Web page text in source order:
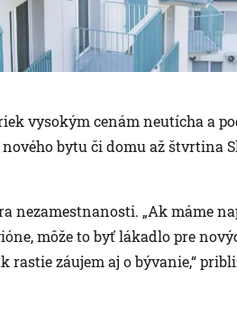
vysokým cenám neutícha a
bytu či domu až štvrtina
nezamestnanosti. „Ak máme
môže to byť lákadlo pre
rastie záujem aj o bývanie,“